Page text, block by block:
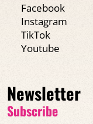
Facebook
Instagram
TikTok
Youtube
Newsletter
Subscribe